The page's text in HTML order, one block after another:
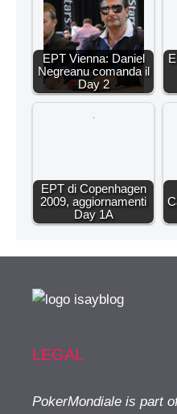
EPT Vienna: Daniel
Negreanu comanda il
Day 2
EPT di Copenhagen
2009, aggiornamenti
Day 1A
LEGAL
PokerMondiale is part